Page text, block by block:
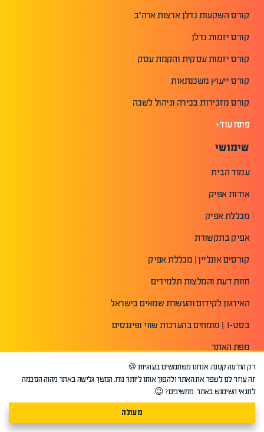
קורס השקעות נדלן ארצות ארה"ב
קורס יזמות נדלן
קורס יזמות עסקית והקמת עסק
קורס ייעוץ משכנתאות
קורס מזכירות בכירה וניהול לשכה
פתח עוד+
שימושי
עמוד הבית
אודות אפיק
מכללת אפיק
אפיק בתקשורת
קורסים אונליין | מכללת אפיק
חוות דעת והמלצות תלמידים
האירגון לקידום והעשרת שמאים בישראל
בסט-1 | מומחים בהערכות שווי ופיננסים
מפת האתר
הצהרת נגישות
תנאי שימוש באתר
רק הודעה קטנה: אנחנו משתמשים בעוגיות 🍪
זה עוזר לנו לשפר את האתר ולהפוך אותו ליותר נוח. המשך גלישה באתר מהוה הסכמה
לתנאי השימוש באתר. ממשיכים? 😉
מעולה